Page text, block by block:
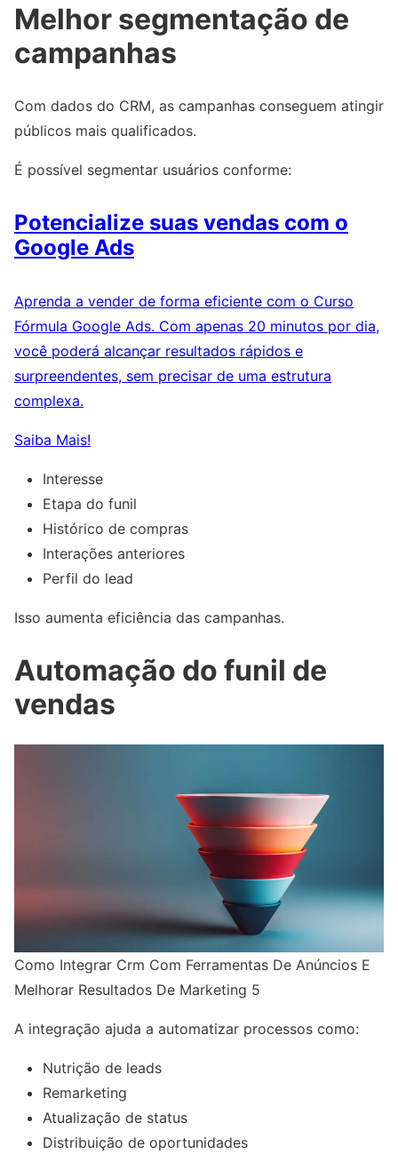
Melhor segmentação de
campanhas
Com dados do CRM, as campanhas conseguem atingir
públicos mais qualificados.
É possível segmentar usuários conforme:
Potencialize suas vendas com o
Google Ads
Aprenda a vender de forma eficiente com o Curso
Fórmula Google Ads. Com apenas 20 minutos por dia,
você poderá alcançar resultados rápidos e
surpreendentes, sem precisar de uma estrutura
complexa.
Saiba Mais!
Interesse
Etapa do funil
Histórico de compras
Interações anteriores
Perfil do lead
Isso aumenta eficiência das campanhas.
Automação do funil de
vendas
Como Integrar Crm Com Ferramentas De Anúncios E
Melhorar Resultados De Marketing 5
A integração ajuda a automatizar processos como:
Nutrição de leads
Remarketing
Atualização de status
Distribuição de oportunidades